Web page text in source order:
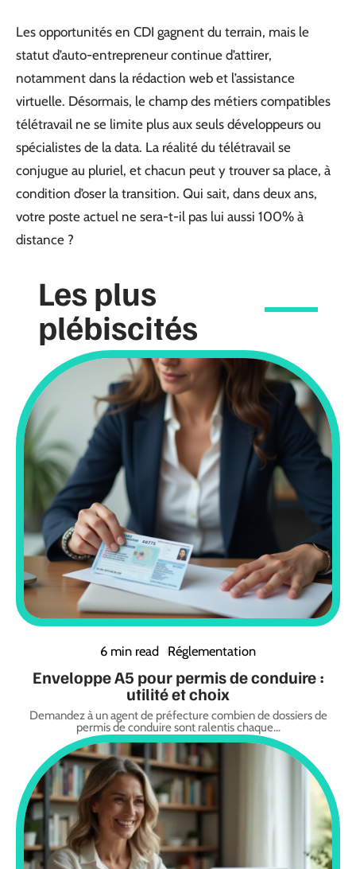
Les opportunités en CDI gagnent du terrain, mais le
statut d’auto-entrepreneur continue d’attirer,
notamment dans la rédaction web et l’assistance
virtuelle. Désormais, le champ des métiers compatibles
télétravail ne se limite plus aux seuls développeurs ou
spécialistes de la data. La réalité du télétravail se
conjugue au pluriel, et chacun peut y trouver sa place, à
condition d’oser la transition. Qui sait, dans deux ans,
votre poste actuel ne sera-t-il pas lui aussi 100% à
distance ?
Les plus
plébiscités
6 min read Réglementation
Enveloppe A5 pour permis de conduire :
utilité et choix
Demandez à un agent de préfecture combien de dossiers de
permis de conduire sont ralentis chaque…